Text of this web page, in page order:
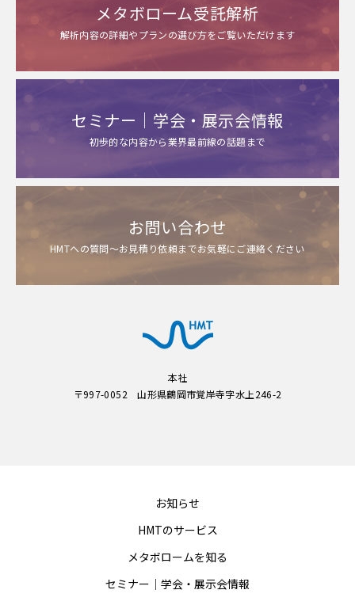
メタボローム受託解析
解析内容の詳細やプランの選び方をご覧いただけます
セミナー｜学会・展示会情報
初歩的な内容から業界最前線の話題まで
お問い合わせ
HMTへの質問～お見積り依頼までお気軽にご連絡ください
本社
〒997-0052 山形県鶴岡市覚岸寺字水上246-2
お知らせ
HMTのサービス
メタボロームを知る
セミナー｜学会・展示会情報